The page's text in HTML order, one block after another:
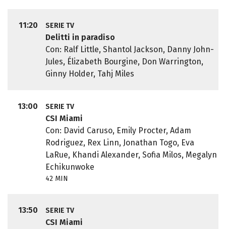
11:20 SERIE TV
Delitti in paradiso
Con: Ralf Little, Shantol Jackson, Danny John-
Jules, Élizabeth Bourgine, Don Warrington,
Ginny Holder, Tahj Miles
13:00 SERIE TV
CSI Miami
Con: David Caruso, Emily Procter, Adam
Rodriguez, Rex Linn, Jonathan Togo, Eva
LaRue, Khandi Alexander, Sofia Milos, Megalyn
Echikunwoke
42 MIN
13:50 SERIE TV
CSI Miami